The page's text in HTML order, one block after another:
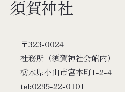
須賀神社
〒323-0024
社務所（須賀神社会館内）
栃木県小山市宮本町1-2-4
tel:0285-22-0101